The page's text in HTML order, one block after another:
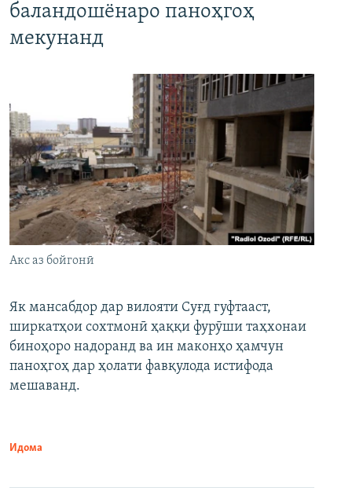
баландошёнаро паноҳгоҳ
мекунанд
Акс аз бойгонӣ
Як мансабдор дар вилояти Суғд гуфтааст,
ширкатҳои сохтмонӣ ҳаққи фурӯши таҳхонаи
биноҳоро надоранд ва ин маконҳо ҳамчун
паноҳгоҳ дар ҳолати фавқулода истифода
мешаванд.
Идома